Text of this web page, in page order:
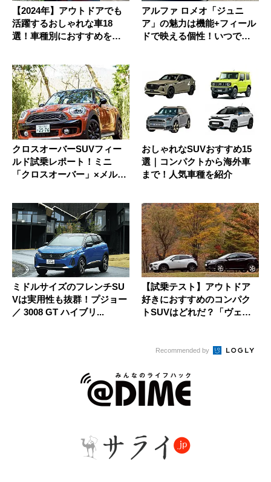
【2024年】アウトドアでも
活躍するおしゃれな車18
選！車種別におすすめを紹
アルファ ロメオ「ジュニ
ア」の魅力は機能+フィール
ドで映える個性！いつでも
クロスオーバーSUVフィー
ルド試乗レポート！ミニ
「クロスオーバー」×メルセ
おしゃれなSUVおすすめ15
選｜コンパクトから海外車
まで！人気車種を紹介
ミドルサイズのフレンチSU
Vは実用性も抜群！プジョー
／ 3008 GT ハイブリ...
【試乗テスト】アウトドア
好きにおすすめのコンパク
トSUVはどれだ？「ヴェゼ
Recommended by